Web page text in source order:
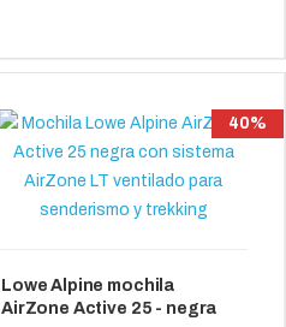
40%
Lowe Alpine mochila
AirZone Active 25 - negra